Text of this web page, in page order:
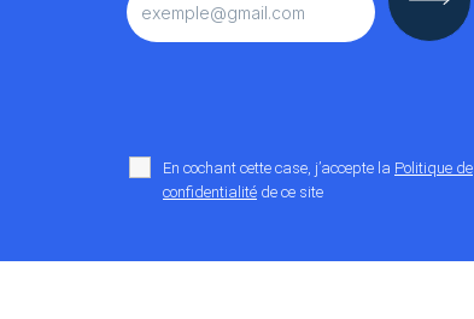
En cochant cette case, j’accepte la Politique de
confidentialité de ce site